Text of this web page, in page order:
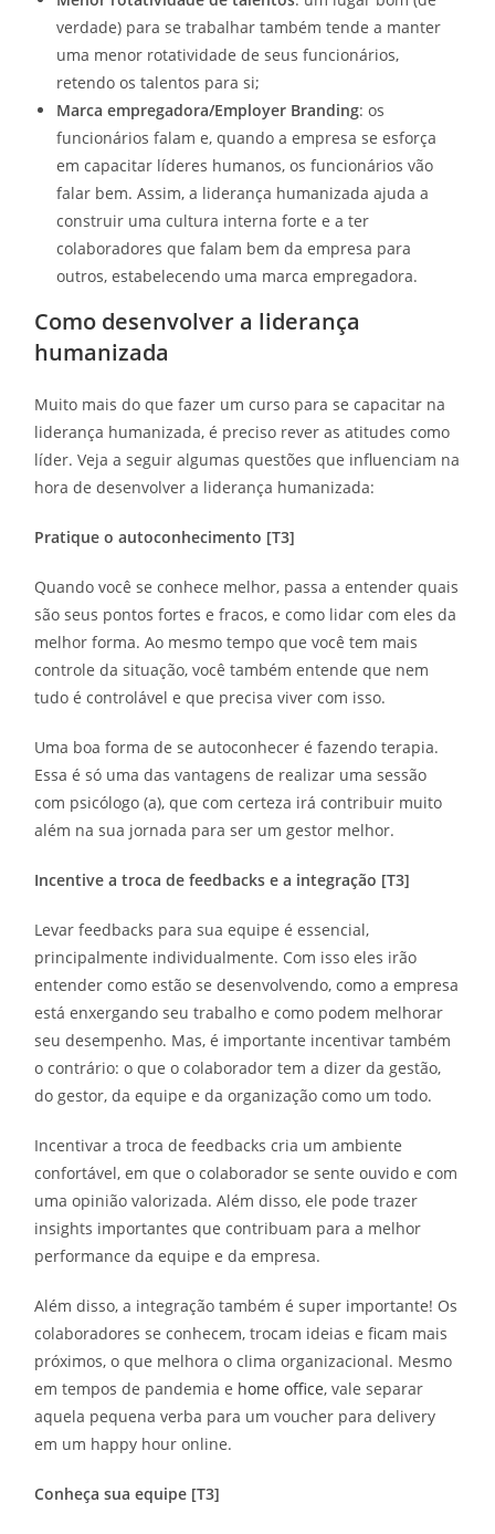
verdade) para se trabalhar também tende a manter
uma menor rotatividade de seus funcionários,
retendo os talentos para si;
Marca empregadora/Employer Branding: os
funcionários falam e, quando a empresa se esforça
em capacitar líderes humanos, os funcionários vão
falar bem. Assim, a liderança humanizada ajuda a
construir uma cultura interna forte e a ter
colaboradores que falam bem da empresa para
outros, estabelecendo uma marca empregadora.
Como desenvolver a liderança
humanizada
Muito mais do que fazer um curso para se capacitar na
liderança humanizada, é preciso rever as atitudes como
líder. Veja a seguir algumas questões que influenciam na
hora de desenvolver a liderança humanizada:
Pratique o autoconhecimento [T3]
Quando você se conhece melhor, passa a entender quais
são seus pontos fortes e fracos, e como lidar com eles da
melhor forma. Ao mesmo tempo que você tem mais
controle da situação, você também entende que nem
tudo é controlável e que precisa viver com isso.
Uma boa forma de se autoconhecer é fazendo terapia.
Essa é só uma das vantagens de realizar uma sessão
com psicólogo (a), que com certeza irá contribuir muito
além na sua jornada para ser um gestor melhor.
Incentive a troca de feedbacks e a integração [T3]
Levar feedbacks para sua equipe é essencial,
principalmente individualmente. Com isso eles irão
entender como estão se desenvolvendo, como a empresa
está enxergando seu trabalho e como podem melhorar
seu desempenho. Mas, é importante incentivar também
o contrário: o que o colaborador tem a dizer da gestão,
do gestor, da equipe e da organização como um todo.
Incentivar a troca de feedbacks cria um ambiente
confortável, em que o colaborador se sente ouvido e com
uma opinião valorizada. Além disso, ele pode trazer
insights importantes que contribuam para a melhor
performance da equipe e da empresa.
Além disso, a integração também é super importante! Os
colaboradores se conhecem, trocam ideias e ficam mais
próximos, o que melhora o clima organizacional. Mesmo
em tempos de pandemia e home office, vale separar
aquela pequena verba para um voucher para delivery
em um happy hour online.
Conheça sua equipe [T3]